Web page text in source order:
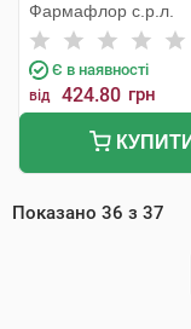
Фармафлор с.р.л.
Є в наявності
від 424.80 грн
КУПИТИ
Показано 36 з 37